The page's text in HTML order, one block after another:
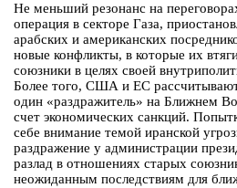
Не меньший резонанс на
операция в секторе Газа,
арабских и американских
новые конфликты, в которые их
союзники в целях своей
Более того, США и ЕС
один «раздражитель» на Ближнем
счет экономических санкций.
себе внимание темой иранской
раздражение у администрации
разлад в отношениях старых
неожиданным последствиям для